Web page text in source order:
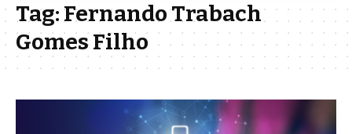
Tag:Fernando Trabach
Gomes Filho